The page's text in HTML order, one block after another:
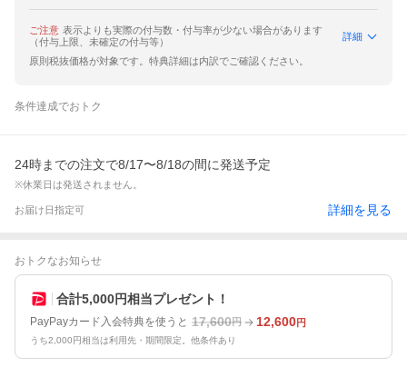
ご注意 表示よりも実際の付与数・付与率が少ない場合があります
（付与上限、未確定の付与等）
詳細
原則税抜価格が対象です。特典詳細は内訳でご確認ください。
条件達成でおトク
24時までの注文で8/17〜8/18の間に発送予定
※休業日は発送されません。
お届け日指定可 詳細を見る
おトクなお知らせ
合計5,000円相当プレゼント！
PayPayカード入会特典を使うと 17,600円 12,600円
うち2,000円相当は利用先・期間限定。他条件あり